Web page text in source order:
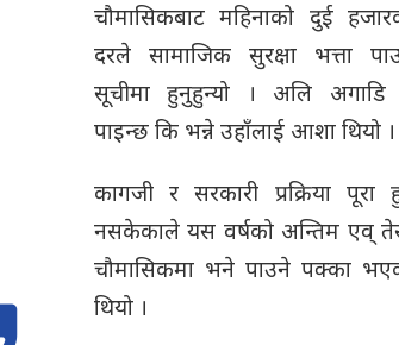
चौमासिकबाट महिनाको दुई
दरले सामाजिक सुरक्षा भत्ता
सूचीमा हुनुहुन्यो । अलि
पाइन्छ कि भन्ने उहाँलाई आशा थियो ।
कागजी र सरकारी प्रक्रिया पूरा
नसकेकाले यस वर्षको अन्तिम एव्
चौमासिकमा भने पाउने पक्का
थियो ।